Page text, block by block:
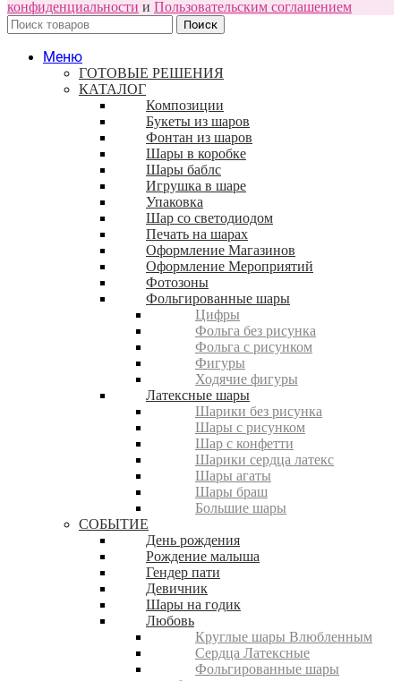
конфиденциальности и Пользовательским соглашением
Поиск
Меню
ГОТОВЫЕ РЕШЕНИЯ
КАТАЛОГ
Композиции
Букеты из шаров
Фонтан из шаров
Шары в коробке
Шары баблс
Игрушка в шаре
Упаковка
Шар со светодиодом
Печать на шарах
Оформление Магазинов
Оформление Мероприятий
Фотозоны
Фольгированные шары
Цифры
Фольга без рисунка
Фольга с рисунком
Фигуры
Ходячие фигуры
Латексные шары
Шарики без рисунка
Шары с рисунком
Шар с конфетти
Шарики сердца латекс
Шары агаты
Шары браш
Большие шары
СОБЫТИЕ
День рождения
Рождение малыша
Гендер пати
Девичник
Шары на годик
Любовь
Круглые шары Влюбленным
Сердца Латексные
Фольгированные шары